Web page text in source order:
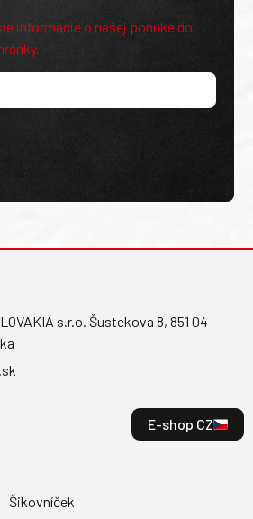
informácie o našej ponuke do
s.r.o. Šustekova 8, 851 04
E-shop CZ
Šikovníček